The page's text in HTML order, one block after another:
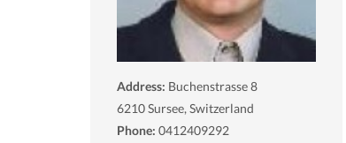
Address: Buchenstrasse 8
6210Sursee, Switzerland
Phone: 0412409292